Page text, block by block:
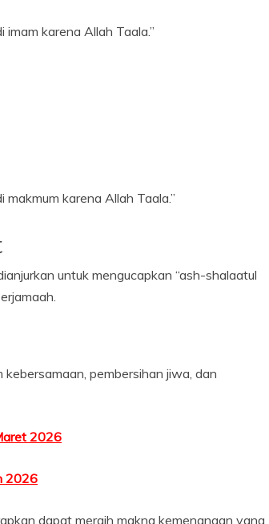
karena Allah Taala.”
karena Allah Taala.”
untuk mengucapkan “ash-shalaatul
pembersihan jiwa, dan
2026
2026
dapat meraih makna kemenangan yang